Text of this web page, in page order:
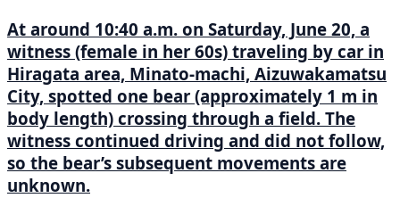
At around 10:40 a.m. on Saturday, June 20, a
witness (female in her 60s) traveling by car in
Hiragata area, Minato-machi, Aizuwakamatsu
City, spotted one bear (approximately 1 m in
body length) crossing through a field. The
witness continued driving and did not follow,
so the bear’s subsequent movements are
unknown.